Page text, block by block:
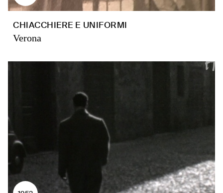
CHIACCHIERE E UNIFORMI
Verona